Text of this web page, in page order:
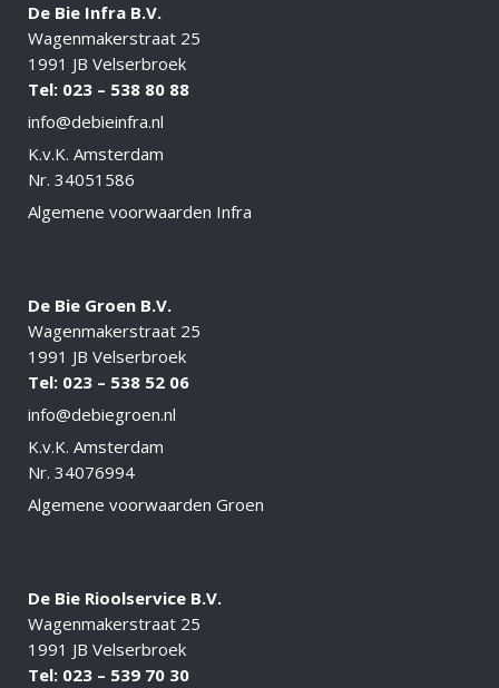
De Bie Infra B.V.
Wagenmakerstraat 25
1991 JB Velserbroek
Tel: 023 – 538 80 88
info@debieinfra.nl
K.v.K. Amsterdam
Nr. 34051586
Algemene voorwaarden Infra
De Bie Groen B.V.
Wagenmakerstraat 25
1991 JB Velserbroek
Tel: 023 – 538 52 06
info@debiegroen.nl
K.v.K. Amsterdam
Nr. 34076994
Algemene voorwaarden Groen
De Bie Rioolservice B.V.
Wagenmakerstraat 25
1991 JB Velserbroek
Tel: 023 – 539 70 30